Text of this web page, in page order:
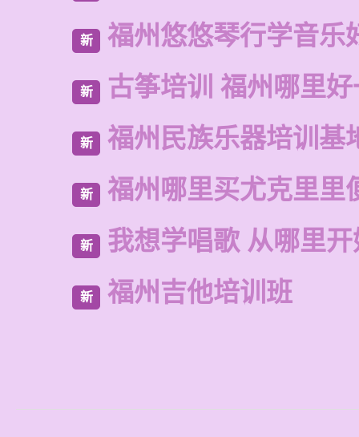
新 福州悠悠琴行学音乐
新 古筝培训 福州哪里
新 福州民族乐器培训基
新 福州哪里买尤克里里
新 我想学唱歌 从哪里开
新 福州吉他培训班